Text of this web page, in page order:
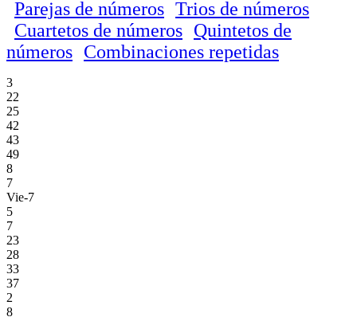
Parejas de números Trios de números
Cuartetos de números Quintetos de
números Combinaciones repetidas
3
22
25
42
43
49
8
7
Vie-7
5
7
23
28
33
37
2
8